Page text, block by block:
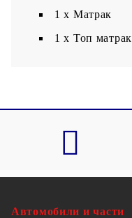
1 x Матрак
1 х Топ матрак
Автомобили и части